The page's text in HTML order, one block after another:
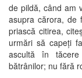
de pildă, când am
asupra cărora, de
priască citirea,
urmări să capeţi
ascultă în
bătrânilor; nu fără